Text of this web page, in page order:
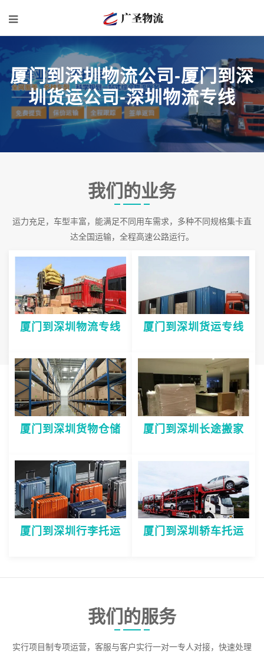
厦门到深圳物流公司-厦门到深
圳货运公司-深圳物流专线
我们的业务
运力充足，车型丰富，能满足不同用车需求，多种不同规格集卡直
达全国运输，全程高速公路运行。
厦门到深圳物流专线 厦门到深圳货运专线
厦门到深圳货物仓储 厦门到深圳长途搬家
厦门到深圳行李托运 厦门到深圳轿车托运
我们的服务
实行项目制专项运营，客服与客户实行一对一专人对接，快速处理